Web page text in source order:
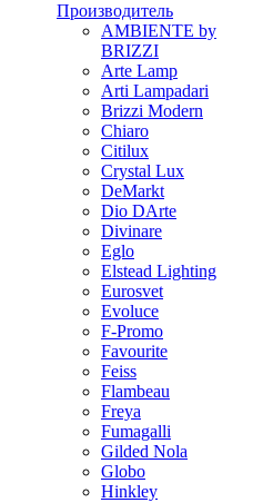
Производитель
AMBIENTE by
BRIZZI
Arte Lamp
Arti Lampadari
Brizzi Modern
Chiaro
Citilux
Crystal Lux
DeMarkt
Dio DArte
Divinare
Eglo
Elstead Lighting
Eurosvet
Evoluce
F-Promo
Favourite
Feiss
Flambeau
Freya
Fumagalli
Gilded Nola
Globo
Hinkley